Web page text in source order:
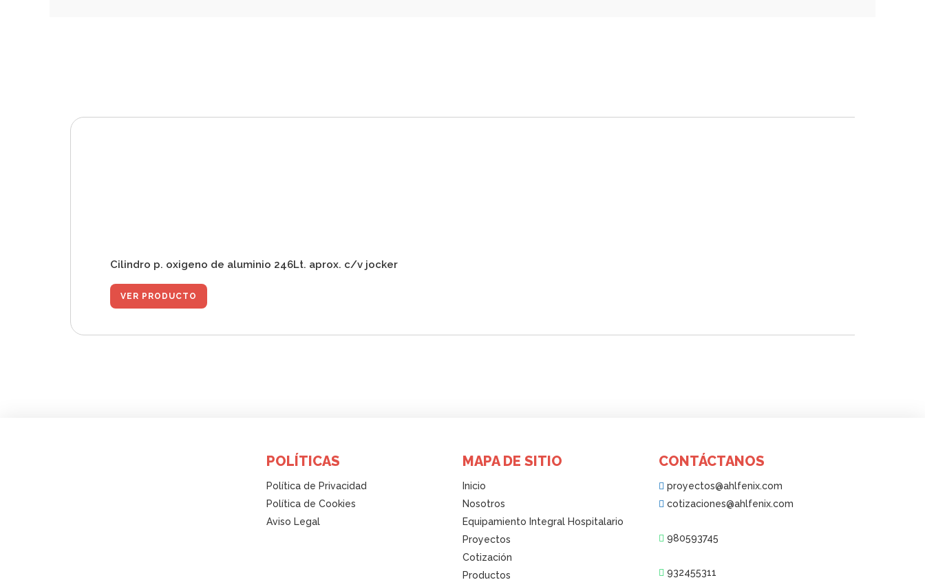
Cilindro p. oxigeno de aluminio 246Lt. aprox. c/v jocker
VER PRODUCTO
POLÍTICAS
Política de Privacidad
Política de Cookies
Aviso Legal
MAPA DE SITIO
Inicio
Nosotros
Equipamiento Integral Hospitalario
Proyectos
Cotización
Productos
CONTÁCTANOS
proyectos@ahlfenix.com
cotizaciones@ahlfenix.com
980593745
932455311